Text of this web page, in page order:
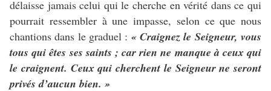
délaisse jamais celui qui le cherche en vérité dans ce qui
pourrait ressembler à une impasse, selon ce que nous
chantions dans le graduel : « Craignez le Seigneur, vous
tous qui êtes ses saints ; car rien ne manque à ceux qui
le craignent. Ceux qui cherchent le Seigneur ne seront
privés d’aucun bien. »